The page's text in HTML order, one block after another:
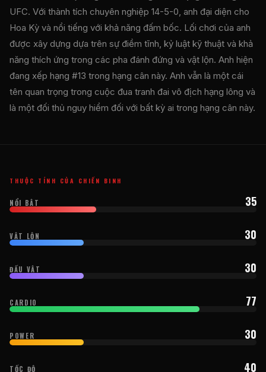
UFC. Với thành tích chuyên nghiệp 14-5-0, anh đại diện cho
Hoa Kỳ và nổi tiếng với khả năng đấm bốc. Lối chơi của anh
được xây dựng dựa trên sự điềm tĩnh, kỷ luật kỹ thuật và khả
năng thích ứng trong các pha đánh đứng và vật lộn. Anh hiện
đang xếp hạng #13 trong hạng cân này. Anh vẫn là một cái
tên quan trọng trong cuộc đua tranh đai vô địch hạng lông và
là một đối thủ nguy hiểm đối với bất kỳ ai trong hạng cân này.
THUỘC TÍNH CỦA CHIẾN BINH
NỔI BẬT 35
VẬT LỘN 30
ĐẤU VẬT 30
CARDIO 77
POWER 30
TỐC ĐỘ 40